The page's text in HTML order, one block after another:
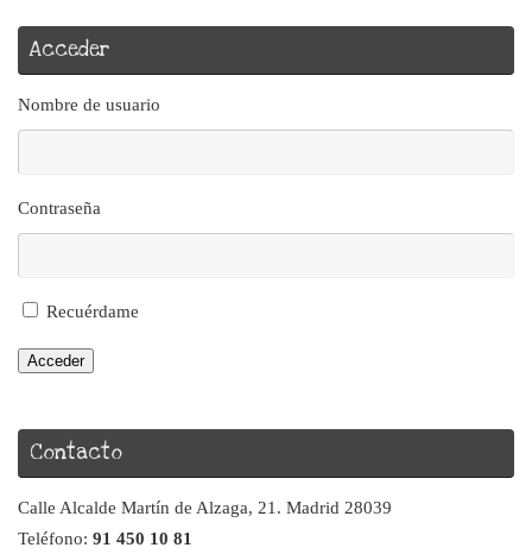
Acceder
Nombre de usuario
Contraseña
Recuérdame
Acceder
Contacto
Calle Alcalde Martín de Alzaga, 21. Madrid 28039
Teléfono: 91 450 10 81